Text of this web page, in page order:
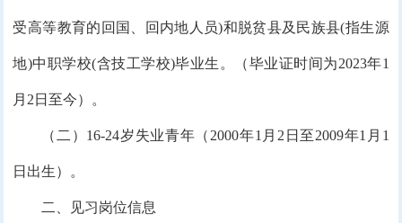
受高等教育的回国、回内地人员)和脱贫县及民族县(指生源
地)中职学校(含技工学校)毕业生。（毕业证时间为2023年1
月2日至今）。
（二）16-24岁失业青年（2000年1月2日至2009年1月1
日出生）。
二、见习岗位信息